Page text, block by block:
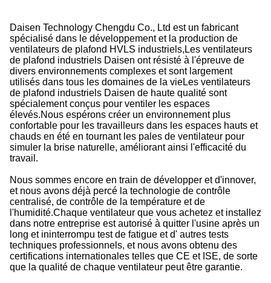
Daisen Technology Chengdu Co., Ltd est un fabricant
spécialisé dans le développement et la production de
ventilateurs de plafond HVLS industriels,Les ventilateurs
de plafond industriels Daisen ont résisté à l'épreuve de
divers environnements complexes et sont largement
utilisés dans tous les domaines de la vieLes ventilateurs
de plafond industriels Daisen de haute qualité sont
spécialement conçus pour ventiler les espaces
élevés.Nous espérons créer un environnement plus
confortable pour les travailleurs dans les espaces hauts et
chauds en été en tournant les pales de ventilateur pour
simuler la brise naturelle, améliorant ainsi l'efficacité du
travail.
Nous sommes encore en train de développer et d'innover,
et nous avons déjà percé la technologie de contrôle
centralisé, de contrôle de la température et de
l'humidité.Chaque ventilateur que vous achetez et installez
dans notre entreprise est autorisé à quitter l'usine après un
long et ininterrompu test de fatigue et d' autres tests
techniques professionnels, et nous avons obtenu des
certifications internationales telles que CE et ISE, de sorte
que la qualité de chaque ventilateur peut être garantie.